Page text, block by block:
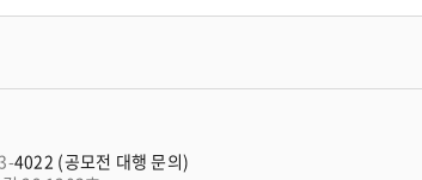
4022 (공모전 대행 문의)